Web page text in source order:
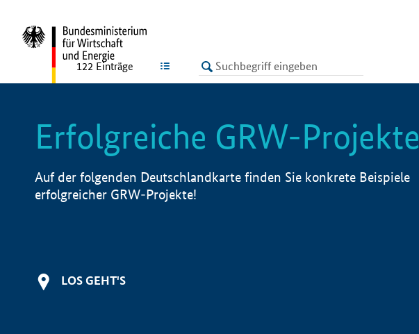
LISTE
122 Einträge
Erfolgreiche GRW-Projekte
Auf der folgenden Deutschlandkarte finden Sie konkrete Beispiele
erfolgreicher GRW-Projekte!
LOS GEHT'S